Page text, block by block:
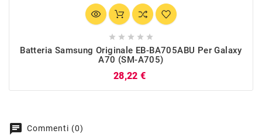
    
Batteria Samsung Originale EB-BA705ABU Per Galaxy
A70 (SM-A705)
28,22 €
chat Commenti (0)